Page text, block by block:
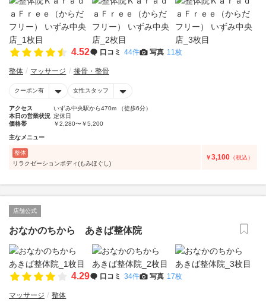
4.52 口コミ 44件 写真 11枚
整体 マッサージ 接骨・整骨
クーポン有 女性スタッフ
アクセス
いずみ中央駅から470m （徒歩6分）
本日の営業状況 定休日
価格帯
￥2,280〜￥5,200
主なメニュー
整体
リラクゼーションボディ(もみほぐし)
￥3,100 （税込）
店舗公式
おなかのちから あきば整体院
4.29 口コミ 34件 写真 17枚
マッサージ 整体